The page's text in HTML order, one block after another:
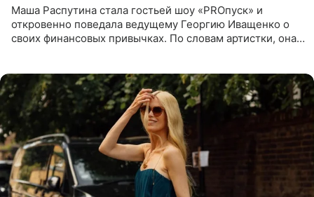
Маша Распутина стала гостьей шоу «PROпуск» и
откровенно поведала ведущему Георгию Иващенко о
своих финансовых привычках. По словам артистки, она